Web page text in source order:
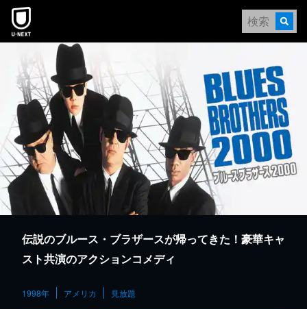
本文へスキップ
伝説のブルース・ブラザースが帰ってきた！豪華キャ
スト共演のアクションコメディ
1998年 アメリカ 見放題